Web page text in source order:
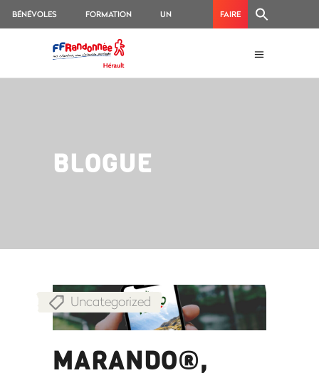
BÉNÉVOLES FORMATION UN FAIRE
BLOGUE
Uncategorized
MARANDO®,